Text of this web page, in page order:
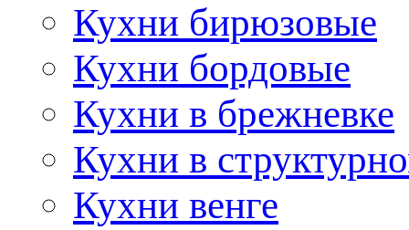
Кухни бирюзовые
Кухни бордовые
Кухни в брежневке
Кухни в
Кухни венге